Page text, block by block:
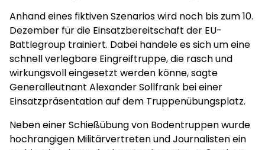
Anhand eines fiktiven Szenarios wird noch bis zum 10.
Dezember für die Einsatzbereitschaft der EU-
Battlegroup trainiert. Dabei handele es sich um eine
schnell verlegbare Eingreiftruppe, die rasch und
wirkungsvoll eingesetzt werden könne, sagte
Generalleutnant Alexander Sollfrank bei einer
Einsatzpräsentation auf dem Truppenübungsplatz.
Neben einer Schießübung von Bodentruppen wurde
hochrangigen Militärvertreten und Journalisten ein